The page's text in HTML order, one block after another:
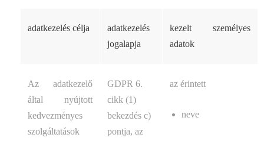
adatkezelés célja
adatkezelés
jogalapja
kezelt személyes
adatok
Az adatkezelő
által nyújtott
kedvezményes
szolgáltatások
GDPR 6.
cikk (1)
bekezdés c)
pontja, az
az érintett
neve